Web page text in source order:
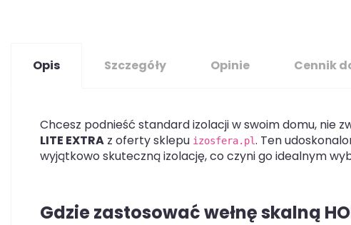
Opis Szczegóły Opinie Cennik
Chcesz podnieść standard izolacji w swoim domu, nie
LITE EXTRA z oferty sklepu izosfera.pl. Ten
wyjątkowo skuteczną izolację, co czyni go idealnym
Gdzie zastosować wełnę skalną